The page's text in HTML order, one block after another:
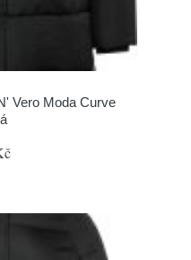
Vero Moda Curve